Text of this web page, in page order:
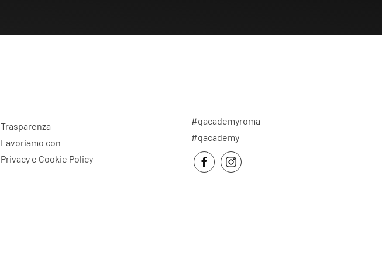
Trasparenza
Lavoriamo con
Privacy e Cookie Policy
#qacademyroma
#qacademy